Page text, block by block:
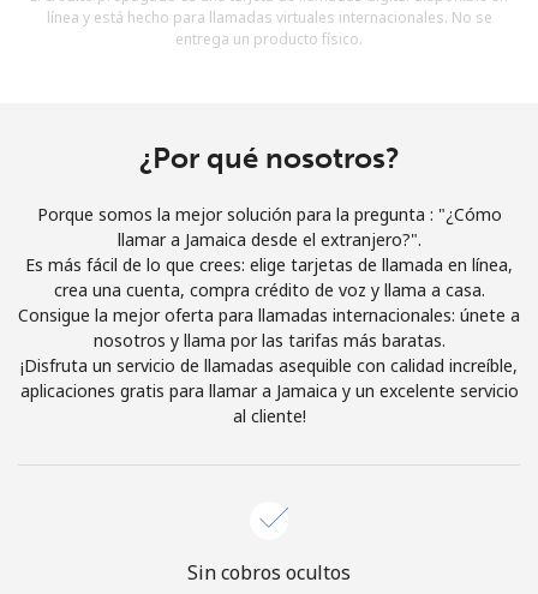
Mantente en contacto para recibir nuestras mejores
¡Hola!
Inicia sesión oREGÍSTRATE →
¿Olvidaste tu contraseña? →
línea y está hecho para llamadas virtuales internacionales. No se
entrega un producto físico.
¿Por qué nosotros?
Porque somos la mejor solución para la pregunta : "¿Cómo
llamar a Jamaica desde el extranjero?".
Es más fácil de lo que crees: elige tarjetas de llamada en línea,
crea una cuenta, compra crédito de voz y llama a casa.
Consigue la mejor oferta para llamadas internacionales: únete a
nosotros y llama por las tarifas más baratas.
¡Disfruta un servicio de llamadas asequible con calidad increíble,
aplicaciones gratis para llamar a Jamaica y un excelente servicio
al cliente!
Sin cobros ocultos